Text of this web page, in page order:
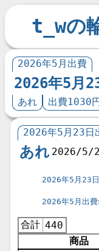
t_wの
2026年5月出費
2026年5月
あれ
出費1030
2026年5月23日
あれ 2026/5/
2026年5月23日
2026年5月出費
合計 440
商品